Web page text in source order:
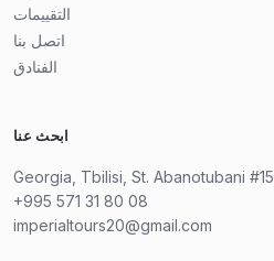
التقييمات
اتصل بنا
الفنادق
ابحث عنا
Georgia, Tbilisi, St. Abanotubani #15
+995 571 31 80 08
imperialtours20@gmail.com